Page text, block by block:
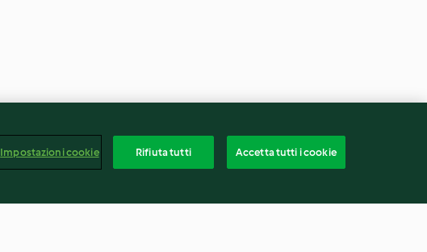
Impostazioni cookie Rifiuta tutti Accetta tutti i cookie